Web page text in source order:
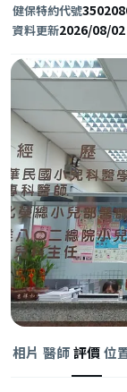
健保特約代號
資料更新2026/08/02
相片 醫師評價位